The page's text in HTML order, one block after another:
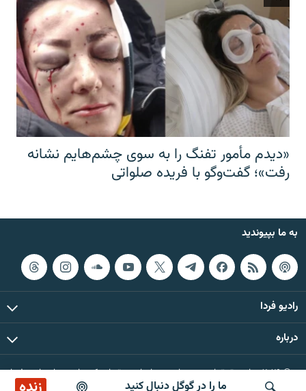
ما را در گوگل دنبال کنید
«دیدم مأمور تفنگ را به سوی چشم‌هایم نشانه
رفت»؛ گفت‌و‌گو با فریده صلواتی
به ما بپیوندید
رادیو فردا
درباره
© ۲۰۲۶ تمام حقوق این وب‌سایت، بر اساس مقررات کپی‌رایت، برای رادیو فردا
محفوظ است.